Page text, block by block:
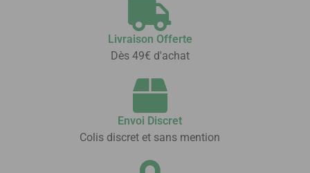
Livraison Offerte
Dès 49€ d'achat
Envoi Discret
Colis discret et sans mention